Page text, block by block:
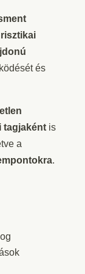
és
tagjakéntis
a
.